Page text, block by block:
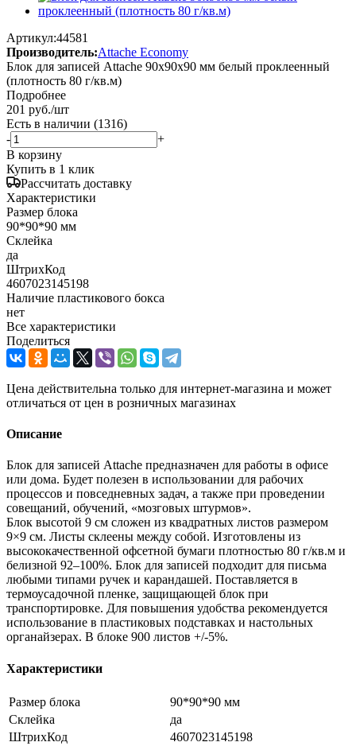
Артикул:44581
Производитель:Attache Economy
Блок для записей Attache 90x90x90 мм белый проклеенный
(плотность 80 г/кв.м)
Подробнее
201 руб./шт
Есть в наличии (1316)
-
+
В корзину
Купить в 1 клик
Рассчитать доставку
Характеристики
Размер блока
90*90*90 мм
Склейка
да
ШтрихКод
4607023145198
Наличие пластикового бокса
нет
Все характеристики
Поделиться
Цена действительна только для интернет-магазина и может
отличаться от цен в розничных магазинах
Описание
Блок для записей Attache предназначен для работы в офисе
или дома. Будет полезен в использовании для рабочих
процессов и повседневных задач, а также при проведении
совещаний, обучений, «мозговых штурмов».
Блок высотой 9 см сложен из квадратных листов размером
9×9 см. Листы склеены между собой. Изготовлены из
высококачественной офсетной бумаги плотностью 80 г/кв.м и
белизной 92–100%. Блок для записей подходит для письма
любыми типами ручек и карандашей. Поставляется в
термоусадочной пленке, защищающей блок при
транспортировке. Для повышения удобства рекомендуется
использование в пластиковых подставках и настольных
органайзерах. В блоке 900 листов +/-5%.
Характеристики
Размер блока
90*90*90 мм
Склейка
да
ШтрихКод
4607023145198